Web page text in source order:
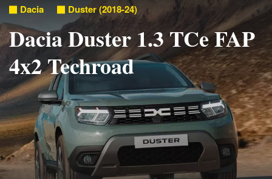
Dacia Duster (2018-24)
Dacia Duster 1.3 TCe FAP
4x2 Techroad